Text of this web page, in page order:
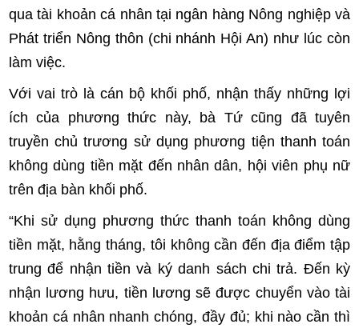
qua tài khoản cá nhân tại ngân hàng Nông nghiệp và
Phát triển Nông thôn (chi nhánh Hội An) như lúc còn
làm việc.
Với vai trò là cán bộ khối phố, nhận thấy những lợi
ích của phương thức này, bà Tứ cũng đã tuyên
truyền chủ trương sử dụng phương tiện thanh toán
không dùng tiền mặt đến nhân dân, hội viên phụ nữ
trên địa bàn khối phố.
“Khi sử dụng phương thức thanh toán không dùng
tiền mặt, hằng tháng, tôi không cần đến địa điểm tập
trung để nhận tiền và ký danh sách chi trả. Đến kỳ
nhận lương hưu, tiền lương sẽ được chuyển vào tài
khoản cá nhân nhanh chóng, đầy đủ; khi nào cần thì